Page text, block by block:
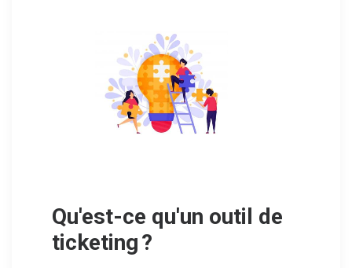
Qu'est-ce qu'un outil de
ticketing ?